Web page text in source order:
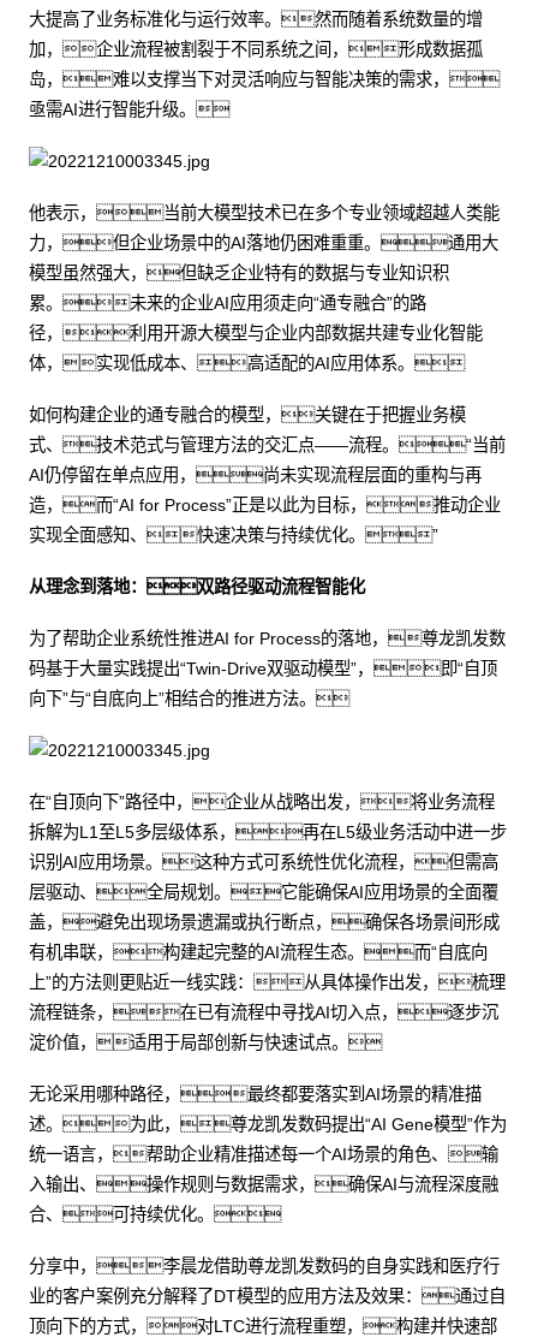
大提高了业务标准化与运行效率。然而随着系统数量的增
加，企业流程被割裂于不同系统之间，形成数据孤
岛，难以支撑当下对灵活响应与智能决策的需求，
亟需AI进行智能升级。
他表示，当前大模型技术已在多个专业领域超越人类能
力，但企业场景中的AI落地仍困难重重。通用大
模型虽然强大，但缺乏企业特有的数据与专业知识积
累。未来的企业AI应用须走向“通专融合”的路
径，利用开源大模型与企业内部数据共建专业化智能
体，实现低成本、高适配的AI应用体系。
如何构建企业的通专融合的模型，关键在于把握业务模
式、技术范式与管理方法的交汇点——流程。“当前
AI仍停留在单点应用，尚未实现流程层面的重构与再
造，而“AI for Process”正是以此为目标，推动企业
实现全面感知、快速决策与持续优化。”
从理念到落地：双路径驱动流程智能化
为了帮助企业系统性推进AI for Process的落地，尊龙凯发数
码基于大量实践提出“Twin-Drive双驱动模型”，即“自顶
向下”与“自底向上”相结合的推进方法。
在“自顶向下”路径中，企业从战略出发，将业务流程
拆解为L1至L5多层级体系，再在L5级业务活动中进一步
识别AI应用场景。这种方式可系统性优化流程，但需高
层驱动、全局规划。它能确保AI应用场景的全面覆
盖，避免出现场景遗漏或执行断点，确保各场景间形成
有机串联，构建起完整的AI流程生态。而“自底向
上”的方法则更贴近一线实践：从具体操作出发，梳理
流程链条，在已有流程中寻找AI切入点，逐步沉
淀价值，适用于局部创新与快速试点。
无论采用哪种路径，最终都要落实到AI场景的精准描
述。为此，尊龙凯发数码提出“AI Gene模型”作为
统一语言，帮助企业精准描述每一个AI场景的角色、输
入输出、操作规则与数据需求，确保AI与流程深度融
合、可持续优化。
分享中，李晨龙借助尊龙凯发数码的自身实践和医疗行
业的客户案例充分解释了DT模型的应用方法及效果：通过自
顶向下的方式，对LTC进行流程重塑，构建并快速部